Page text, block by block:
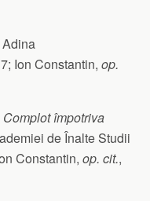
Ion Constantin, op.
Complot împotriva
de Înalte Studii
Constantin, op. cit.,